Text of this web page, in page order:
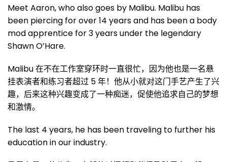
Meet Aaron, who also goes by Malibu. Malibu has
been piercing for over 14 years and has been a body
mod apprentice for 3 years under the legendary
Shawn O’Hare.
Malibu 在不在工作室穿环时一直很忙，因为他也是一名悬
挂表演者和练习者超过 5 年！他从小就对这门手艺产生了兴
趣，后来这种兴趣变成了一种痴迷，促使他追求自己的梦想
和激情。
The last 4 years, he has been traveling to further his
education in our industry.